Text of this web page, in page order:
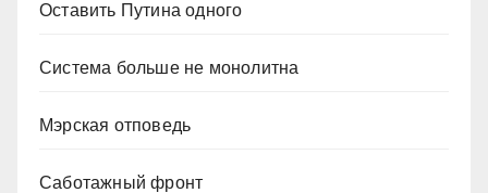
Оставить Путина одного
Система больше не монолитна
Мэрская отповедь
Саботажный фронт